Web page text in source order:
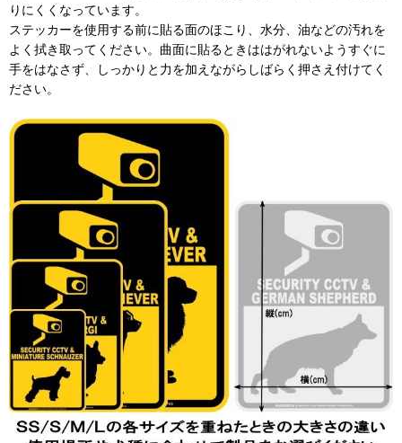
りにくくなっています。
ステッカーを使用する前に貼る面のほこり、水分、油などの汚れを
よく拭き取ってください。曲面に貼るときははがれないようすぐに
手をはなさず、しっかりと力を加えながらしばらく押さえ付けてく
ださい。